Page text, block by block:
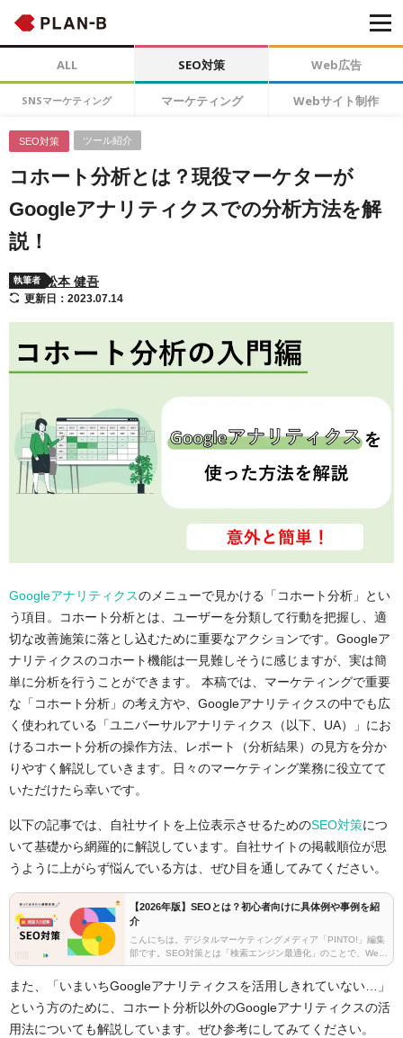
ALL SEO対策 Web広告
SNSマーケティング マーケティング Webサイト制作
SEO対策 ツール紹介
コホート分析とは？現役マーケターが
Googleアナリティクスでの分析方法を解
説！
執筆者 松本 健吾
更新日：2023.07.14
Googleアナリティクスのメニューで見かける「コホート分析」とい
う項目。コホート分析とは、ユーザーを分類して行動を把握し、適
切な改善施策に落とし込むために重要なアクションです。Googleア
ナリティクスのコホート機能は一見難しそうに感じますが、実は簡
単に分析を行うことができます。 本稿では、マーケティングで重要
な「コホート分析」の考え方や、Googleアナリティクスの中でも広
く使われている「ユニバーサルアナリティクス（以下、UA）」にお
けるコホート分析の操作方法、レポート（分析結果）の見方を分か
りやすく解説していきます。日々のマーケティング業務に役立てて
いただけたら幸いです。
以下の記事では、自社サイトを上位表示させるためのSEO対策につ
いて基礎から網羅的に解説しています。自社サイトの掲載順位が思
うように上がらず悩んでいる方は、ぜひ目を通してみてください。
【2026年版】SEOとは？初心者向けに具体例や事例を紹
介
こんにちは。デジタルマーケティングメディア「PINTO!」編集
部です。SEO対策とは「検索エンジン最適化」のことで、Web
ページに対する検索エンジンからの評価を上げ、検索結果の上
位に表示させるための施策です。この記事では…
また、「いまいちGoogleアナリティクスを活用しきれていない…」
という方のために、コホート分析以外のGoogleアナリティクスの活
用法についても解説しています。ぜひ参考にしてみてください。